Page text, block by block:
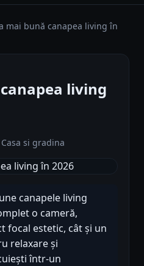
mai bună canapea living în
living
si gradina
canapele living
o cameră,
focal estetic, cât și un
relaxare și
într-un